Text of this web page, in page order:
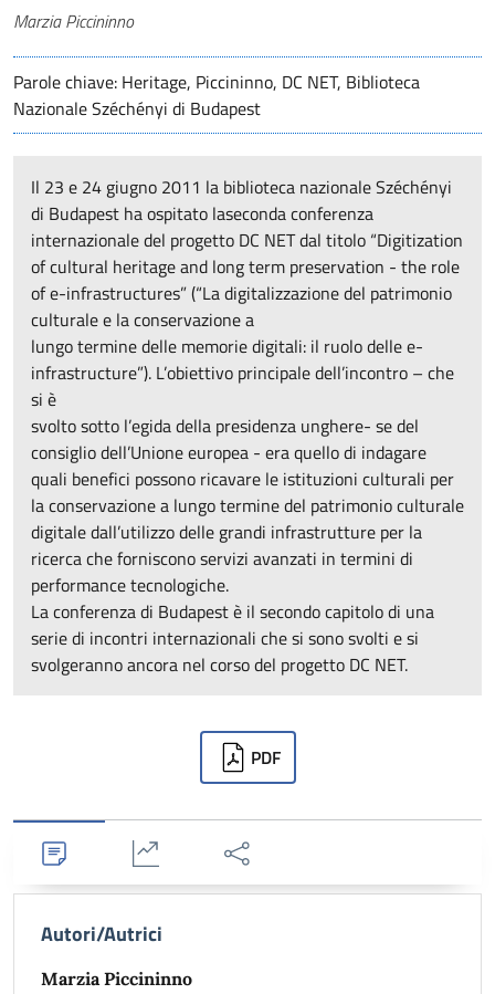
Autori
Marzia Piccininno
Parole chiave: Heritage, Piccininno, DC NET, Biblioteca
Nazionale Széchényi di Budapest
Il 23 e 24 giugno 2011 la biblioteca nazionale Széchényi
di Budapest ha ospitato laseconda conferenza
internazionale del progetto DC NET dal titolo “Digitization
of cultural heritage and long term preservation - the role
of e-infrastructures” (“La digitalizzazione del patrimonio
culturale e la conservazione a
lungo termine delle memorie digitali: il ruolo delle e-
infrastructure”). L’obiettivo principale dell’incontro – che
si è
svolto sotto l’egida della presidenza unghere- se del
consiglio dell’Unione europea - era quello di indagare
quali benefici possono ricavare le istituzioni culturali per
la conservazione a lungo termine del patrimonio culturale
digitale dall’utilizzo delle grandi infrastrutture per la
ricerca che forniscono servizi avanzati in termini di
performance tecnologiche.
La conferenza di Budapest è il secondo capitolo di una
serie di incontri internazionali che si sono svolti e si
svolgeranno ancora nel corso del progetto DC NET.
PDF
Dettagli Statistiche Condividi
Autori/Autrici
Marzia Piccininno